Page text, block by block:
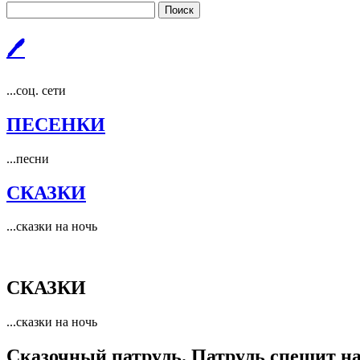
Поиск
🖊
...соц. сети
ПЕСЕНКИ
...песни
СКАЗКИ
...сказки на ночь
СКАЗКИ
...сказки на ночь